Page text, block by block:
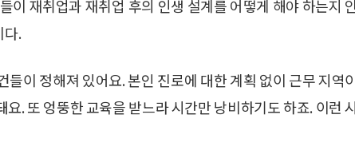
이 재취업과 재취업 후의 인생 설계를 어떻게 해야 하는지
다.
이 정해져 있어요. 본인 진로에 대한 계획 없이 근무 지역
. 또 엉뚱한 교육을 받느라 시간만 낭비하기도 하죠. 이런 시